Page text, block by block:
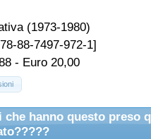
(1973-1980)
88-7497-972-1]
- Euro 20,00
che hanno questo preso